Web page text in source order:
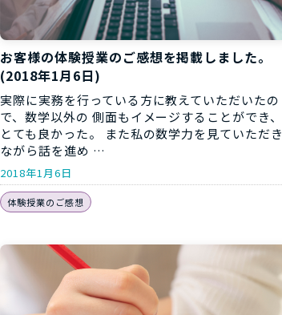
お客様の体験授業のご感想を掲載しました。
(2018年1月6日)
実際に実務を行っている方に教えていただいたの
で、数学以外の 側面もイメージすることができ、
とても良かった。 また私の数学力を見ていただき
ながら話を進め …
2018年1月6日
体験授業のご感想